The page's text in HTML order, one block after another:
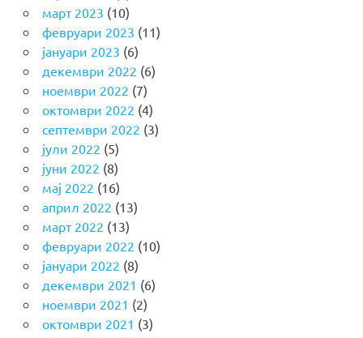
март 2023 (10)
февруари 2023 (11)
јануари 2023 (6)
декември 2022 (6)
ноември 2022 (7)
октомври 2022 (4)
септември 2022 (3)
јули 2022 (5)
јуни 2022 (8)
мај 2022 (16)
април 2022 (13)
март 2022 (13)
февруари 2022 (10)
јануари 2022 (8)
декември 2021 (6)
ноември 2021 (2)
октомври 2021 (3)